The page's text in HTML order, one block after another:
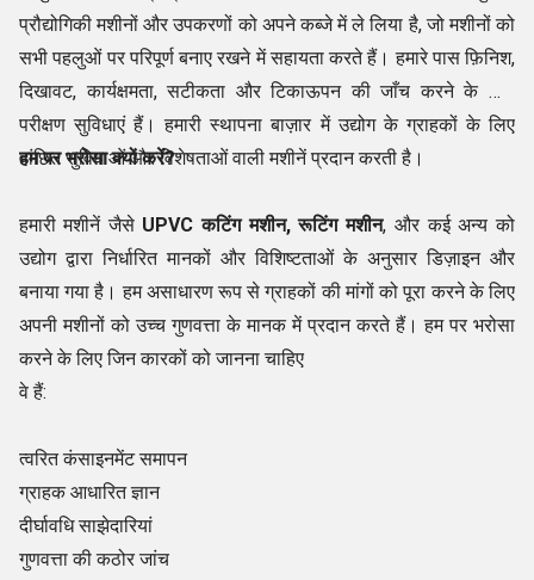
प्रौद्योगिकी मशीनों और उपकरणों को अपने कब्जे में ले लिया है, जो मशीनों को
सभी पहलुओं पर परिपूर्ण बनाए रखने में सहायता करते हैं। हमारे पास फ़िनिश,
दिखावट, कार्यक्षमता, सटीकता और टिकाऊपन की जाँच करने के लिए
परीक्षण सुविधाएं हैं। हमारी स्थापना बाज़ार में उद्योग के ग्राहकों के लिए
वांछित सुविधाओं और विशेषताओं वाली मशीनें प्रदान करती है।
हम पर भरोसा क्यों करें?
हमारी मशीनें जैसे UPVC कटिंग मशीन, रूटिंग मशीन, और कई अन्य को
उद्योग द्वारा निर्धारित मानकों और विशिष्टताओं के अनुसार डिज़ाइन और
बनाया गया है। हम असाधारण रूप से ग्राहकों की मांगों को पूरा करने के लिए
अपनी मशीनों को उच्च गुणवत्ता के मानक में प्रदान करते हैं। हम पर भरोसा
करने के लिए जिन कारकों को जानना चाहिए
वे हैं:
त्वरित कंसाइनमेंट समापन
ग्राहक आधारित ज्ञान
दीर्घावधि साझेदारियां
गुणवत्ता की कठोर जांच